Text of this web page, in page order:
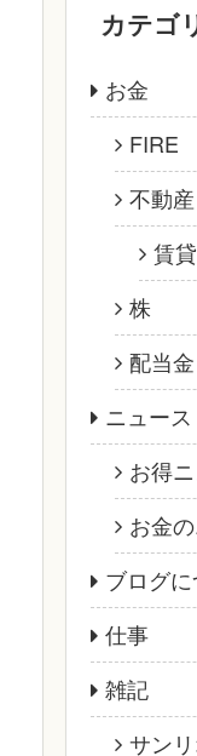
カテゴ
お金
FIRE
不動産
賃貸
株
配当金
ニュース
お得
お金
ブログ
仕事
雑記
サン